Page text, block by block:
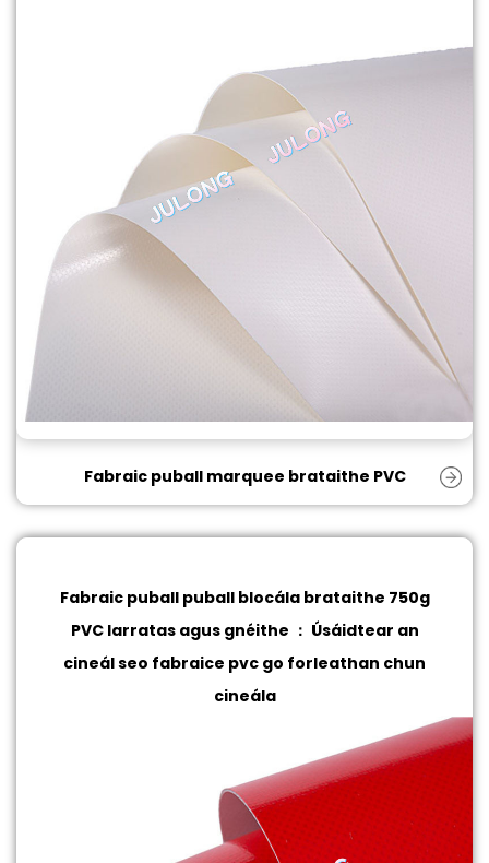
Fabraic puball marquee brataithe PVC
Fabraic puball puball blocála brataithe 750g
PVCIarratas agus gnéithe ： Úsáidtear an
cineál seo fabraice pvc go forleathan chun
cineála